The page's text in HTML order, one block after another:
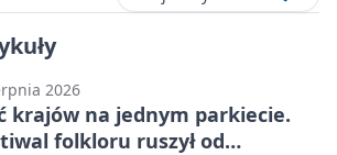
2026
krajów na jednym parkiecie.
folkloru ruszył od